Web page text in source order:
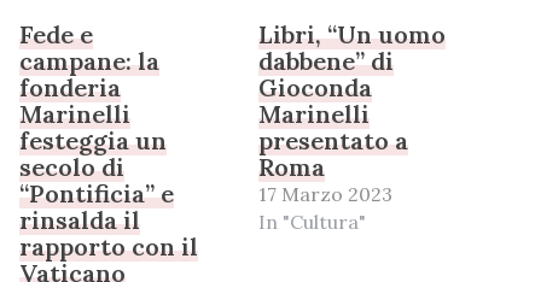
Fede e
campane: la
fonderia
Marinelli
festeggia un
secolo di
“Pontificia” e
rinsalda il
rapporto con il
Vaticano
Libri, “Un uomo
dabbene” di
Gioconda
Marinelli
presentato a
Roma
17 Marzo 2023
In "Cultura"